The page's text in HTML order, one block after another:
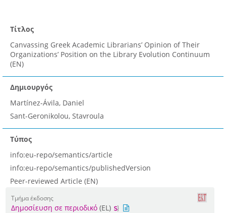
Τίτλος
Canvassing Greek Academic Librarians’ Opinion of Their
Organizations’ Position on the Library Evolution Continuum
(EN)
Δημιουργός
Martínez-Ávila, Daniel
Sant-Geronikolou, Stavroula
Τύπος
info:eu-repo/semantics/article
info:eu-repo/semantics/publishedVersion
Peer-reviewed Article (EN)
Τμήμα έκδοσης
Δημοσίευση σε περιοδικό (EL)